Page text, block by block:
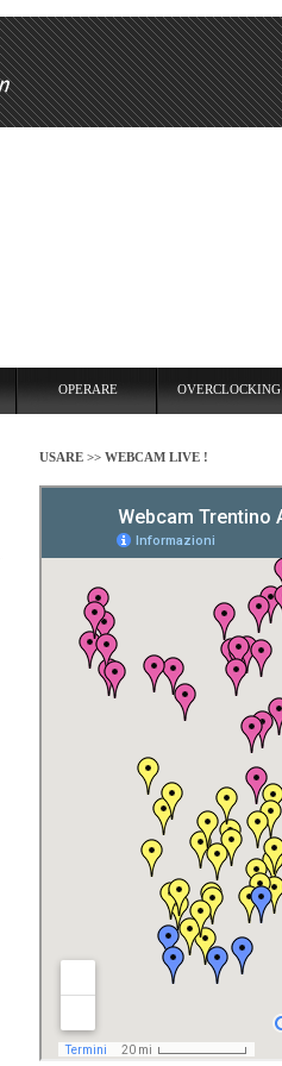
USARE >> WEBCAM LIVE !
OPERARE OVERCLOCKING